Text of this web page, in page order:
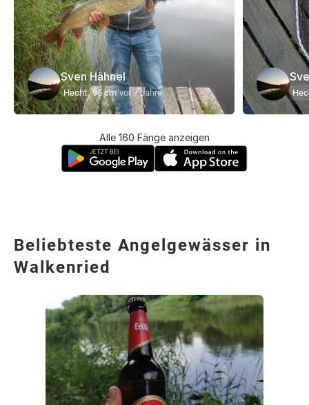
Sven Hähnel
Hecht 95 cm vor 7 Jahre
Alle 160 Fänge anzeigen
Beliebteste Angelgewässer in
Walkenried